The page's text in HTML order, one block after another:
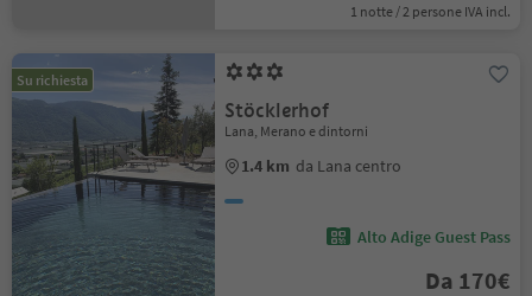
1 notte / 2 persone IVA incl.
Su richiesta
Stöcklerhof
Lana, Merano e dintorni
1.4 km da Lana centro
Alto Adige Guest Pass
Da 170€